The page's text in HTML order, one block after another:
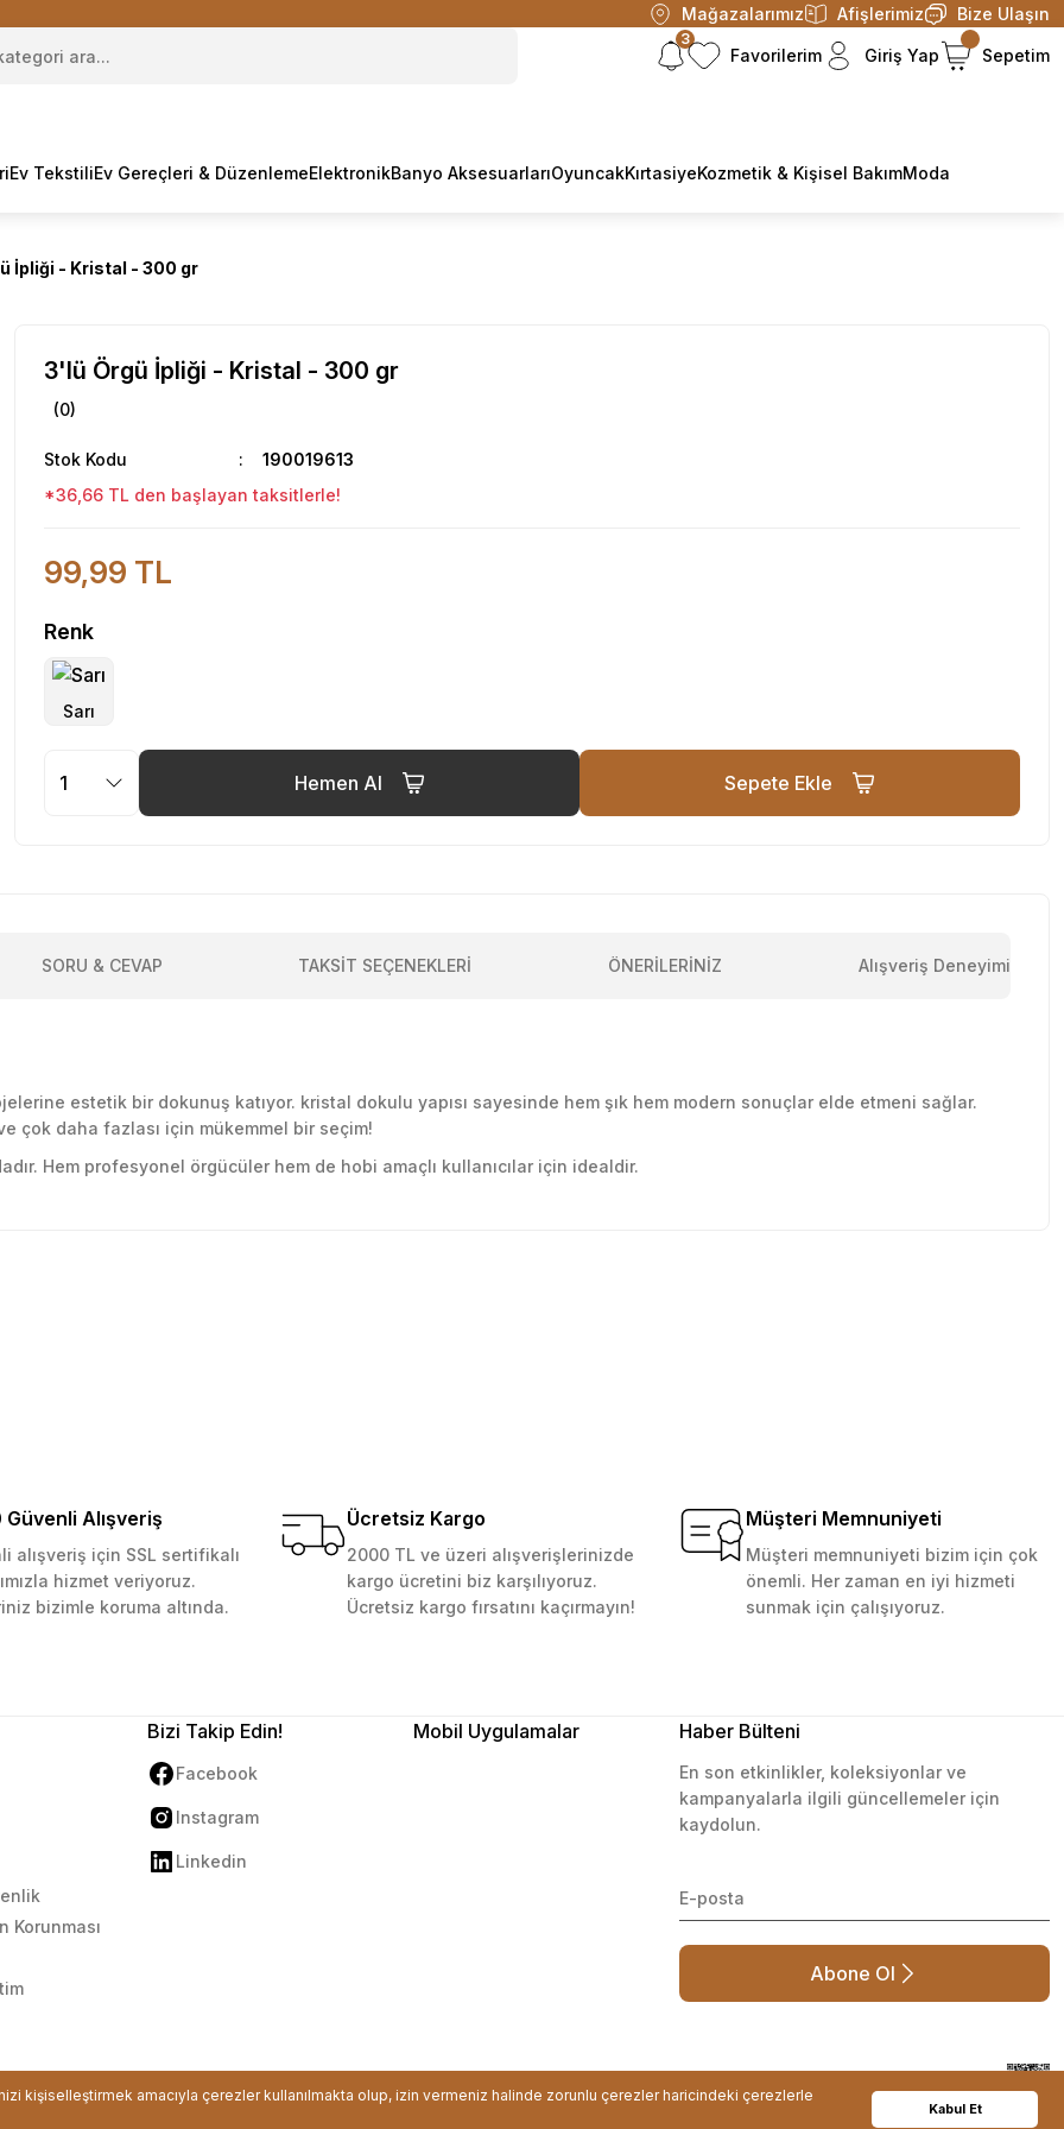
kişiselleştirmek amacıyla çerezler kullanılmakta olup, izin vermeniz halinde zorunlu çerezler haricindeki çerezlerle
Kabul Et
Mağazalarımız Afişlerimiz Bize Ulaşın
3
Favorilerim Giriş Yap Sepetim
Ev TekstiliEv Gereçleri & DüzenlemeElektronikBanyo AksesuarlarıOyuncakKırtasiyeKozmetik & Kişisel BakımModa
İpliği - Kristal - 300 gr
3'lü Örgü İpliği - Kristal - 300 gr
(0)
Stok Kodu
190019613
*36,66 TL den başlayan taksitlerle!
99,99 TL
Renk
Hemen Al Sepete Ekle
SORU & CEVAP TAKSİT SEÇENEKLERİ ÖNERİLERİNİZ Alışveriş Deneyimi
estetik bir dokunuş katıyor. kristal dokulu yapısı sayesinde hem şık hem modern sonuçlar elde etmeni sağlar.
çok daha fazlası için mükemmel bir seçim!
Hem profesyonel örgücüler hem de hobi amaçlı kullanıcılar için idealdir.
Teşekkürler
Güvenli Alışveriş
alışveriş için SSL sertifikalı
hizmet veriyoruz.
bizimle koruma altında.
Ücretsiz Kargo
2000 TL ve üzeri alışverişlerinizde
kargo ücretini biz karşılıyoruz.
Ücretsiz kargo fırsatını kaçırmayın!
Müşteri Memnuniyeti
Müşteri memnuniyeti bizim için çok
önemli. Her zaman en iyi hizmeti
sunmak için çalışıyoruz.
Korunması
Bizi Takip Edin!
Facebook
Instagram
Linkedin
Mobil Uygulamalar Haber Bülteni
En son etkinlikler, koleksiyonlar ve
kampanyalarla ilgili güncellemeler için
kaydolun.
Abone Ol
ile korunmaktadır.